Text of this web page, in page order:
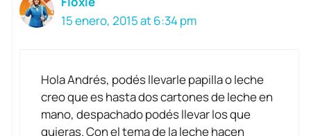
15 enero, 2015 at 6:34 pm
Hola Andrés, podés llevarle papilla o leche
creo que es hasta dos cartones de leche en
mano, despachado podés llevar los que
quieras. Con el tema de la leche hacen